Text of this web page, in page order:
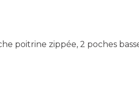
poitrine zippée, 2 poches